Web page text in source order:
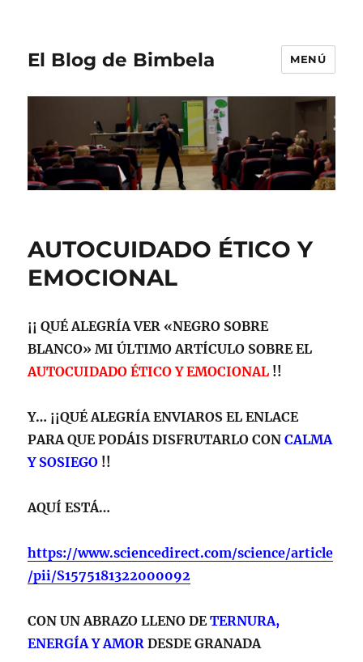
El Blog de Bimbela MENÚ
AUTOCUIDADO ÉTICO Y
EMOCIONAL
¡¡ QUÉ ALEGRÍA VER «NEGRO SOBRE
BLANCO» MI ÚLTIMO ARTÍCULO SOBRE EL
AUTOCUIDADO ÉTICO Y EMOCIONAL !!
Y… ¡¡QUÉ ALEGRÍA ENVIAROS EL ENLACE
PARA QUE PODÁIS DISFRUTARLO CONCALMA
Y SOSIEGO !!
AQUÍ ESTÁ…
https://www.sciencedirect.com/science/article
/pii/S1575181322000092
CON UN ABRAZO LLENO DETERNURA,
ENERGÍA Y AMOR DESDE GRANADA